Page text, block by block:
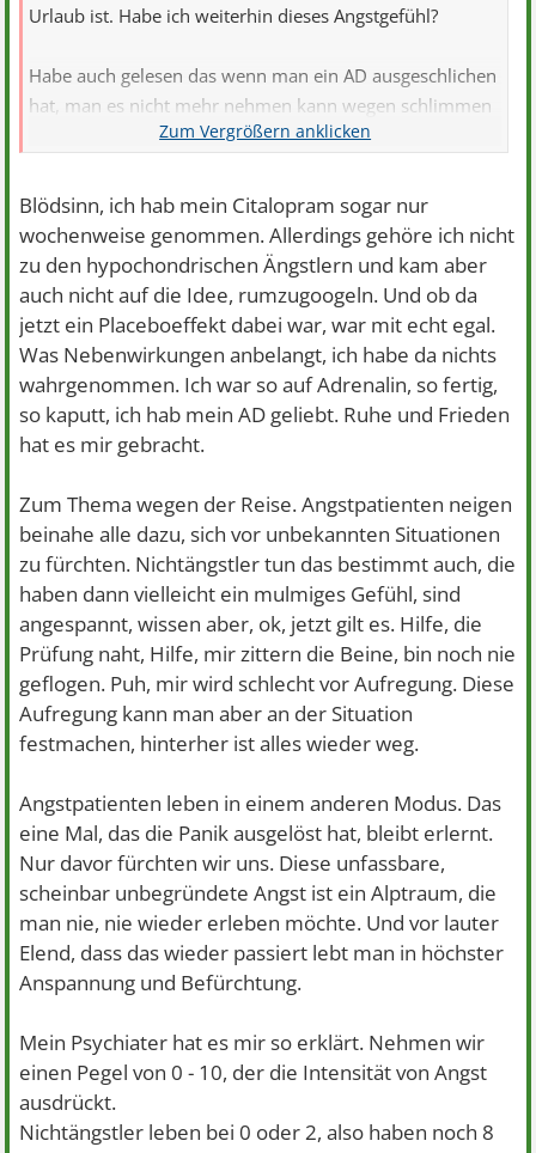
Urlaub ist. Habe ich weiterhin dieses Angstgefühl?
Habe auch gelesen das wenn man ein AD ausgeschlichen
hat, man es nicht mehr nehmen kann wegen schlimmen
Nebenwirkungen oder Wirkungsverlust.
Blödsinn, ich hab mein Citalopram sogar nur
wochenweise genommen. Allerdings gehöre ich nicht
zu den hypochondrischen Ängstlern und kam aber
auch nicht auf die Idee, rumzugoogeln. Und ob da
jetzt ein Placeboeffekt dabei war, war mit echt egal.
Was Nebenwirkungen anbelangt, ich habe da nichts
wahrgenommen. Ich war so auf Adrenalin, so fertig,
so kaputt, ich hab mein AD geliebt. Ruhe und Frieden
hat es mir gebracht.
Zum Thema wegen der Reise. Angstpatienten neigen
beinahe alle dazu, sich vor unbekannten Situationen
zu fürchten. Nichtängstler tun das bestimmt auch, die
haben dann vielleicht ein mulmiges Gefühl, sind
angespannt, wissen aber, ok, jetzt gilt es. Hilfe, die
Prüfung naht, Hilfe, mir zittern die Beine, bin noch nie
geflogen. Puh, mir wird schlecht vor Aufregung. Diese
Aufregung kann man aber an der Situation
festmachen, hinterher ist alles wieder weg.
Angstpatienten leben in einem anderen Modus. Das
eine Mal, das die Panik ausgelöst hat, bleibt erlernt.
Nur davor fürchten wir uns. Diese unfassbare,
scheinbar unbegründete Angst ist ein Alptraum, die
man nie, nie wieder erleben möchte. Und vor lauter
Elend, dass das wieder passiert lebt man in höchster
Anspannung und Befürchtung.
Mein Psychiater hat es mir so erklärt. Nehmen wir
einen Pegel von 0 - 10, der die Intensität von Angst
ausdrückt.
Nichtängstler leben bei 0 oder 2, also haben noch 8